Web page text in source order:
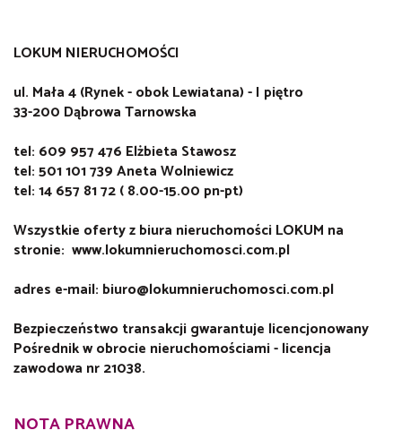
LOKUM NIERUCHOMOŚCI
ul. Mała 4 (Rynek - obok Lewiatana) - I piętro
33-200 Dąbrowa Tarnowska
tel: 609 957 476 Elżbieta Stawosz
tel: 501 101 739 Aneta Wolniewicz
tel: 14 657 81 72 ( 8.00-15.00 pn-pt)
Wszystkie oferty z biura nieruchomości LOKUM na
stronie: www.lokumnieruchomosci.com.pl
adres e-mail: biuro@lokumnieruchomosci.com.pl
Bezpieczeństwo transakcji gwarantuje licencjonowany
Pośrednik w obrocie nieruchomościami - licencja
zawodowa nr 21038.
NOTA PRAWNA